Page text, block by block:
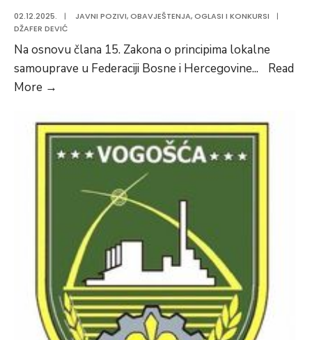
02.12.2025. | JAVNI POZIVI,OBAVJEŠTENJA,OGLASI I KONKURSI
|
DŽAFER DEVIĆ
Na osnovu člana 15. Zakona o principima lokalne
samouprave u Federaciji Bosne i Hercegovine...
Read
More →
ZA
SUFINANSIRANJE
NEVLADINIH
ORGANIZACIJA
METODOLOGIJI
BUDžETA
OPĆINE
VOGOŠĆA
ZA